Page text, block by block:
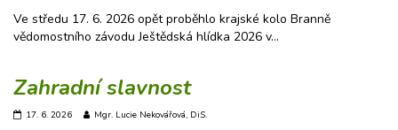
Ve středu 17. 6. 2026 opět proběhlo krajské kolo Branně
vědomostního závodu Ještědská hlídka 2026 v…
Zahradní slavnost
17. 6. 2026 Mgr. Lucie Nekovářová, DiS.